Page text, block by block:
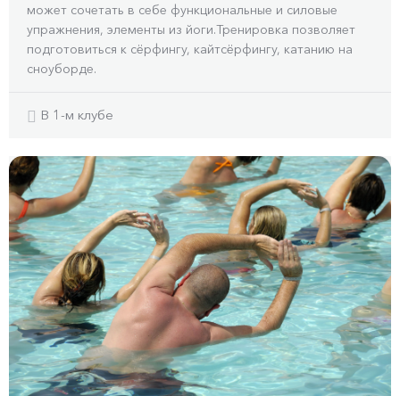
может сочетать в себе функциональные и силовые
упражнения, элементы из йоги.Тренировка позволяет
подготовиться к сёрфингу, кайтсёрфингу, катанию на
сноуборде.
В 1-м клубе